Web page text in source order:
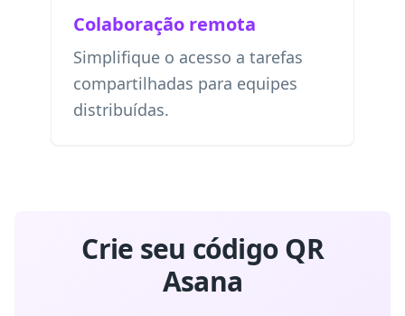
Colaboração remota
Simplifique o acesso a tarefas
compartilhadas para equipes
distribuídas.
Crie seu código QR
Asana